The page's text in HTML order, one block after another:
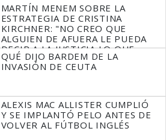
MARTÍN MENEM SOBRE LA
ESTRATEGIA DE CRISTINA
KIRCHNER: "NO CREO QUE
ALGUIEN DE AFUERA LE PUEDA
DECIR A LA JUSTICIA LO QUE
TIENE QUE HACER"
QUÉ DIJO BARDEM DE LA
INVASIÓN DE CEUTA
ALEXIS MAC ALLISTER CUMPLIÓ
Y SE IMPLANTÓ PELO ANTES DE
VOLVER AL FÚTBOL INGLÉS